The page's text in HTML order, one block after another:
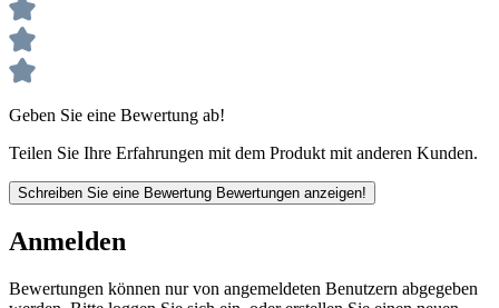
Geben Sie eine Bewertung ab!
Teilen Sie Ihre Erfahrungen mit dem Produkt mit anderen Kunden.
Schreiben Sie eine Bewertung Bewertungen anzeigen!
Anmelden
Bewertungen können nur von angemeldeten Benutzern abgegeben